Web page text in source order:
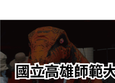
轉
要
內
容